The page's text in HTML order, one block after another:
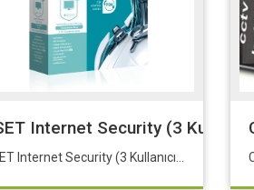
Aleti-Cihazı
Internet Security (3 Kullanıcı